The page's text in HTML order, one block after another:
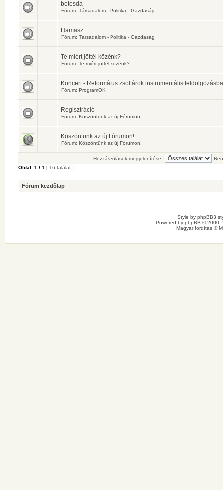
betesda
Fórum: Társadalom - Politika - Gazdaság
Hamasz
Fórum: Társadalom - Politika - Gazdaság
Te miért jöttél közénk?
Fórum: Te miért jöttél közénk?
Koncert - Református zsoltárok instrumentális
Fórum: ProgramOK
Regisztráció
Fórum: Köszöntünk az új Fórumon!
Köszöntünk az új Fórumon!
Fórum: Köszöntünk az új Fórumon!
Hozzászólások megjelenítése:
Oldal: 1 / 1 [ 16 találat ]
Fórum kezdőlap
Style by phpBB3
Powered by phpBB © 2000,
Magyar fordítás ©